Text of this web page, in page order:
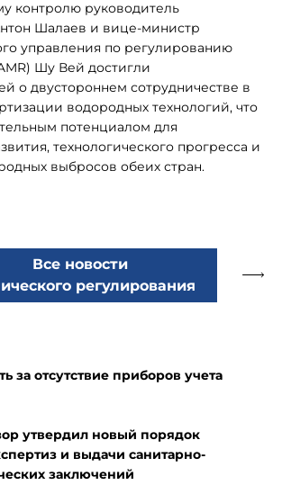
контролю руководитель
Шалаев и вице-министр
управления по регулированию
Шу Вей достигли
о двустороннем сотрудничестве в
водородных технологий, что
потенциалом для
технологического прогресса и
выбросов обеих стран.
Все новости
регулирования
за отсутствие приборов учета
утвердил новый порядок
и выдачи санитарно-
заключений